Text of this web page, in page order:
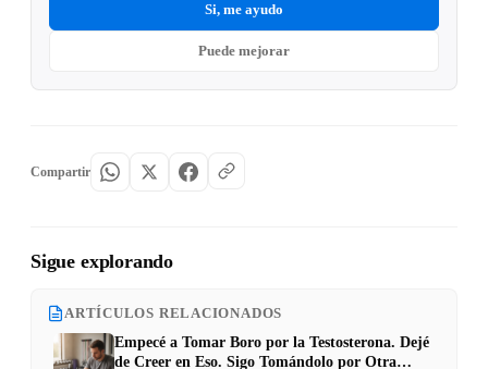
Si, me ayudo
Puede mejorar
Compartir
Sigue explorando
ARTÍCULOS RELACIONADOS
Empecé a Tomar Boro por la Testosterona. Dejé
de Creer en Eso. Sigo Tomándolo por Otra